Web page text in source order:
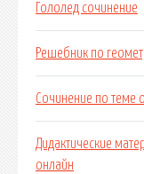
Гололед сочинение
Решебник по
Сочинение по теме
Дидактические
онлайн